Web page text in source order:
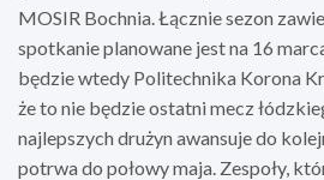
MOSIR Bochnia. Łącznie sezon
spotkanie planowane jest na 16
będzie wtedy Politechnika Korona
że to nie będzie ostatni mecz
najlepszych drużyn awansuje do
potrwa do połowy maja. Zespoły,